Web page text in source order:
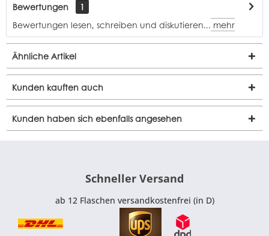
Bewertungen
1
Bewertungen lesen, schreiben und diskutieren... mehr
Ähnliche Artikel
Kunden kauften auch
Kunden haben sich ebenfalls angesehen
Schneller Versand
ab 12 Flaschen versandkostenfrei (in D)